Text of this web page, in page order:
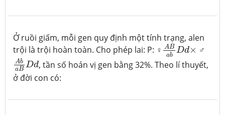
Ở ruồi giấm, mỗi gen quy định một tính trạng, alen
trội là trội hoàn toàn. Cho phép lai: P: ♀ AB
ab Dd×
ABabDd×
♂
Ab
aB Dd
Ab aB D d
, tần số hoán vị gen bằng 32%. Theo lí thuyết,
ở đời con có: